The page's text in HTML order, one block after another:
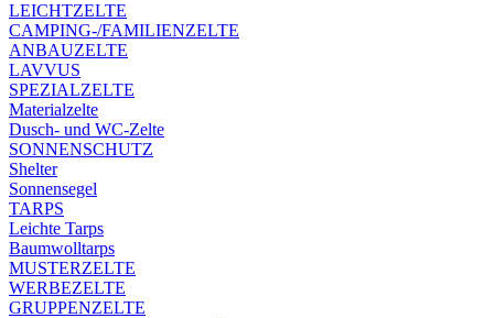
LEICHTZELTE
CAMPING-/FAMILIENZELTE
ANBAUZELTE
LAVVUS
SPEZIALZELTE
Materialzelte
Dusch- und WC-Zelte
SONNENSCHUTZ
Shelter
Sonnensegel
TARPS
Leichte Tarps
Baumwolltarps
MUSTERZELTE
WERBEZELTE
GRUPPENZELTE